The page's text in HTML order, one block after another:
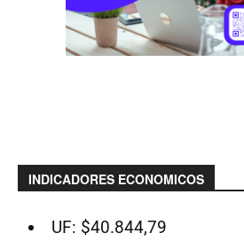
INDICADORES ECONOMICOS
UF: $40.844,79